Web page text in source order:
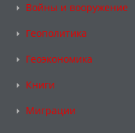
Войны и вооружение
Геополитика
Геоэкономика
Книги
Миграции